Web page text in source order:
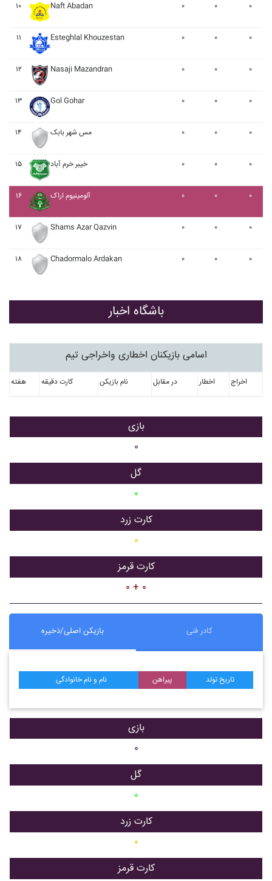
۱۰ Naft Abadan ۰ ۰ ۰
۱۱ Esteghlal Khouzestan ۰ ۰ ۰
۱۲ Nasaji Mazandran ۰ ۰ ۰
۱۳ Gol Gohar ۰ ۰ ۰
۱۴ مس شهر بابک ۰ ۰ ۰
۱۵ خيبر خرم آباد ۰ ۰ ۰
۱۶ آلومينيوم اراک ۰ ۰ ۰
۱۷ Shams Azar Qazvin ۰ ۰ ۰
۱۸ Chadormalo Ardakan ۰ ۰ ۰
باشگاه اخبار
اسامی بازیکنان اخطاری واخراجی تیم
هفته کارت دقیقه نام بازیکن در مقابل اخطار اخراج
بازی
۰
گل
۰
کارت زرد
۰
کارت قرمز
۰ + ۰
بازیکن اصلی/ذخیره کادر فنی
نام و نام خانوادگی پیراهن تاریخ تولد
بازی
۰
گل
۰
کارت زرد
۰
کارت قرمز